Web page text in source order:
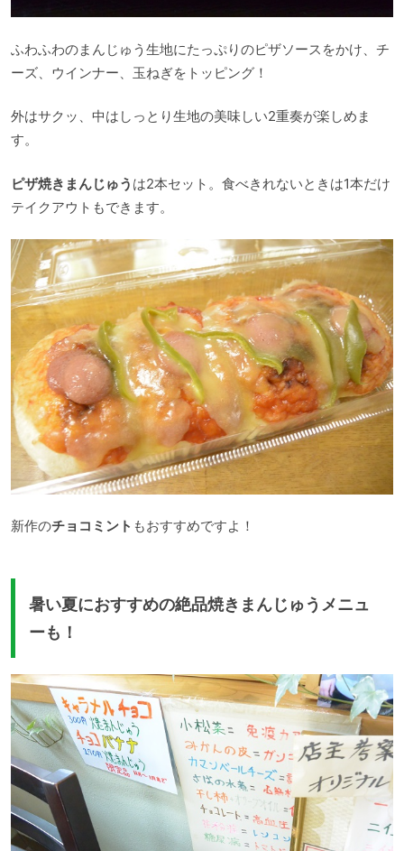
ふわふわのまんじゅう生地にたっぷりのピザソースをかけ、チ
ーズ、ウインナー、玉ねぎをトッピング！
外はサクッ、中はしっとり生地の美味しい2重奏が楽しめま
す。
ピザ焼きまんじゅう は2本セット。食べきれないときは1本だけ
テイクアウトもできます。
新作のチョコミント もおすすめですよ！
暑い夏におすすめの絶品焼きまんじゅうメニュ
ーも！